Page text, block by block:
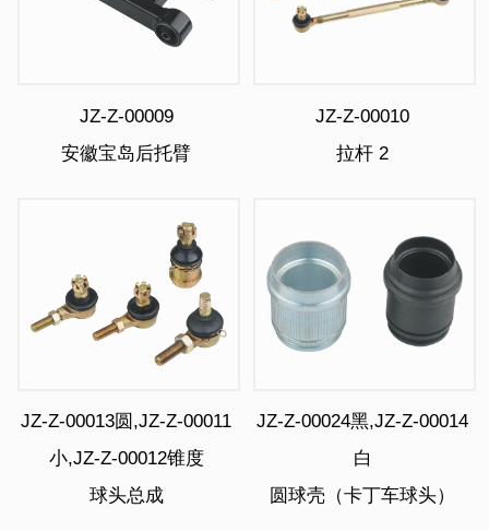
JZ-Z-00009
安徽宝岛后托臂
JZ-Z-00010
拉杆 2
JZ-Z-00013圆,JZ-Z-00011
小,JZ-Z-00012锥度
球头总成
JZ-Z-00024黑,JZ-Z-00014
白
圆球壳（卡丁车球头）